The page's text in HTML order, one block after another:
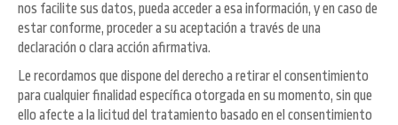
nos facilite sus datos, pueda acceder a esa información, y en caso de
estar conforme, proceder a su aceptación a través de una
declaración o clara acción afirmativa.
Le recordamos que dispone del derecho a retirar el consentimiento
para cualquier finalidad específica otorgada en su momento, sin que
ello afecte a la licitud del tratamiento basado en el consentimiento